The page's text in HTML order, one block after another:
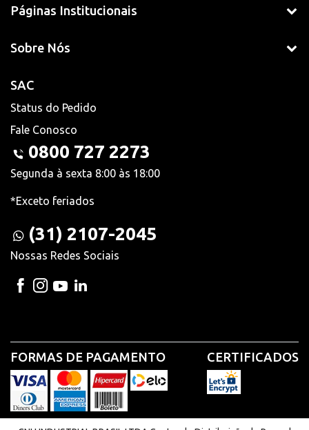
Páginas Institucionais
Sobre Nós
SAC
Status do Pedido
Fale Conosco
0800 727 2273
Segunda à sexta 8:00 às 18:00
*Exceto feriados
(31) 2107-2045
Nossas Redes Sociais
FORMAS DE PAGAMENTO CERTIFICADOS